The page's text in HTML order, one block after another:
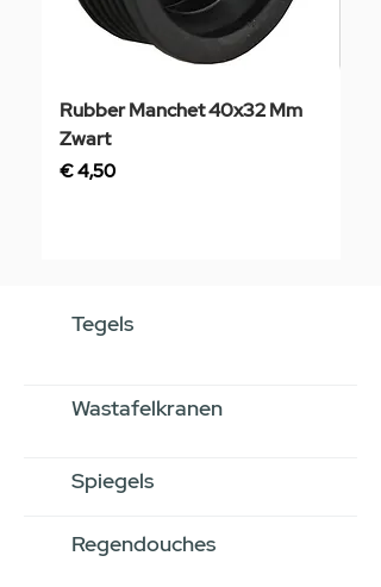
Rubber Manchet 40x32 Mm
Zwart
Prijs
€ 4,50
Tegels
Wastafelkranen
Spiegels
Regendouches